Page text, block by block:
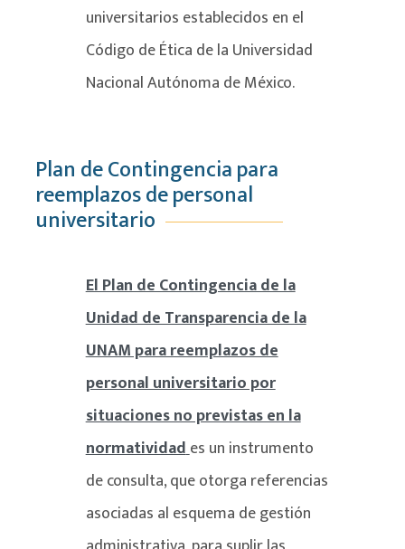
universitarios establecidos en el
Código de Ética de la Universidad
Nacional Autónoma de México.
Plan de Contingencia para
reemplazos de personal
universitario
El Plan de Contingencia de la
Unidad de Transparencia de la
UNAM para reemplazos de
personal universitario por
situaciones no previstas en la
normatividades un instrumento
de consulta, que otorga referencias
asociadas al esquema de gestión